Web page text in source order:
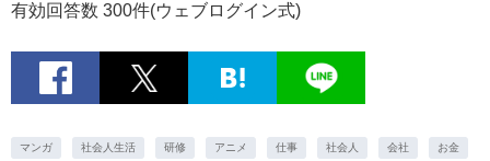
有効回答数 300件(ウェブログイン式)
マンガ 社会人生活 研修 アニメ 仕事 社会人 会社 お金